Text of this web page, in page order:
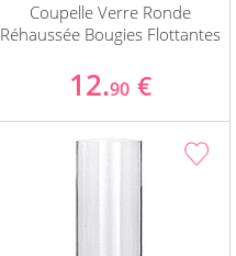
Coupelle Verre Ronde
Réhaussée Bougies Flottantes
12.90 €